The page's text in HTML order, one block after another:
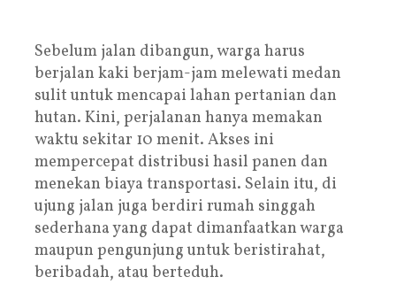
Sebelum jalan dibangun, warga harus
berjalan kaki berjam-jam melewati medan
sulit untuk mencapai lahan pertanian dan
hutan. Kini, perjalanan hanya memakan
waktu sekitar 10 menit. Akses ini
mempercepat distribusi hasil panen dan
menekan biaya transportasi. Selain itu, di
ujung jalan juga berdiri rumah singgah
sederhana yang dapat dimanfaatkan warga
maupun pengunjung untuk beristirahat,
beribadah, atau berteduh.